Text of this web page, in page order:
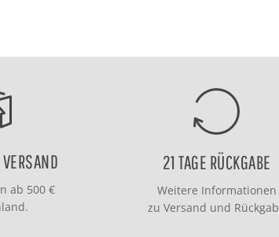
ab 500 €
21 TAGE RÜCKGABE
Weitere Informationen
zuVersand und